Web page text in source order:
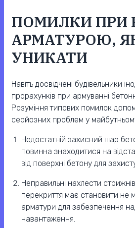
ПОМИЛКИ ПРИ
АРМАТУРОЮ,
УНИКАТИ
Навіть досвідчені будівельники
прорахунків при армуванні
Розуміння типових помилок
серйозних проблем у
Недостатній захисний шар
повинна знаходитися на
від поверхні бетону для захисту
Неправильні нахлести
перекриття має становити не
арматури для забезпечення
навантаження.